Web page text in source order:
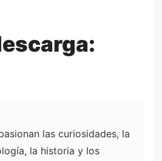
las curiosidades, la
la historia y los